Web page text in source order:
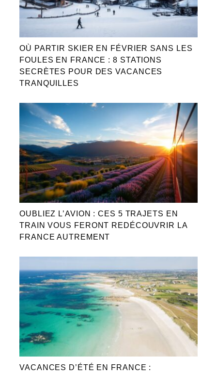
OÙ PARTIR SKIER EN FÉVRIER SANS LES
FOULES EN FRANCE : 8 STATIONS
SECRÈTES POUR DES VACANCES
TRANQUILLES
OUBLIEZ L’AVION : CES 5 TRAJETS EN
TRAIN VOUS FERONT REDÉCOUVRIR LA
FRANCE AUTREMENT
VACANCES D’ÉTÉ EN FRANCE :